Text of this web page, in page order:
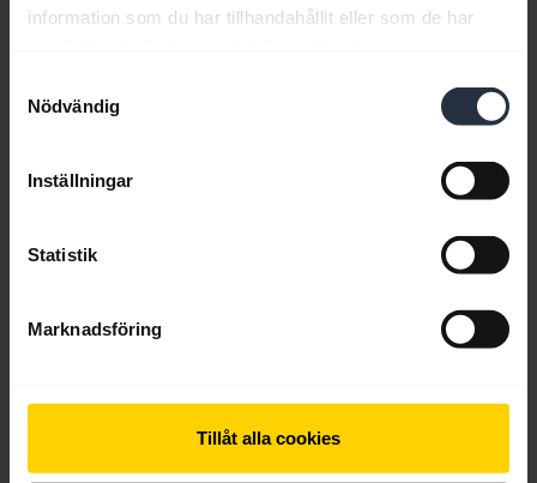
information som du har tillhandahållit eller som de har
Nödvändig
Inställningar
Statistik
Marknadsföring
Tillåt alla cookies
2.68 MB - pdf